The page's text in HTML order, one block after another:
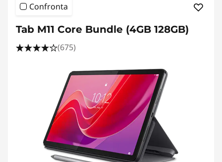
Confronta
Tab M11 Core Bundle (4GB 128GB)
(675)